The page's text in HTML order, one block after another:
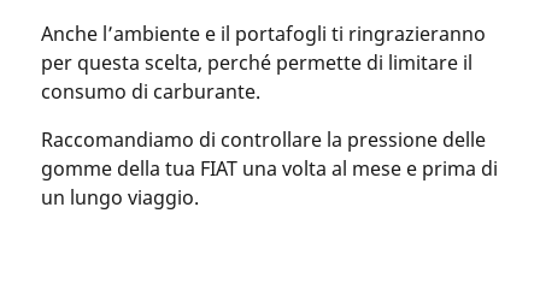
Anche l’ambiente e il portafogli ti ringrazieranno
per questa scelta, perché permette di limitare il
consumo di carburante.
Raccomandiamo di controllare la pressione delle
gomme della tua FIAT una volta al mese e prima di
un lungo viaggio.